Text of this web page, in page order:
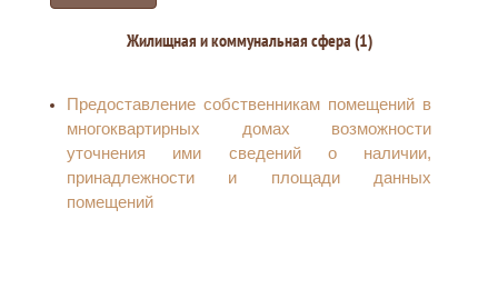
Жилищная и коммунальная сфера (1)
Предоставление собственникам помещений в
многоквартирных домах возможности
уточнения ими сведений о наличии,
принадлежности и площади данных
помещений